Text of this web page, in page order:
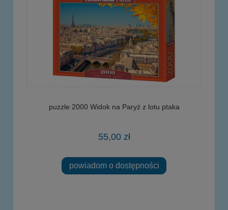
puzzle 2000 Widok na Paryż z lotu ptaka
55,00 zł
powiadom o dostępności